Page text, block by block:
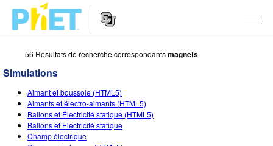
Rechercher
le
site
PhET
Navigation
SIMULATIONS
Toutes les simulations
Physique
STUDIO
About Studio
ENSEIGNEMENT
56 Résultats de recherche correspondantsmagnets
Simulations
Aimant et boussole (HTML5)
Aimants et électro-aimants (HTML5)
Ballons et Électricité statique (HTML5)
Ballons et Electricité statique
Champ électrique